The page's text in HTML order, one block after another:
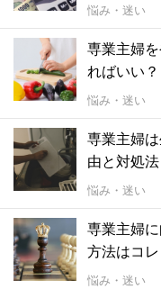
悩み・迷い
専業主婦
ればいい？
悩み・迷い
専業主婦
由と対処法
悩み・迷い
専業主婦
方法はコレ
悩み・迷い